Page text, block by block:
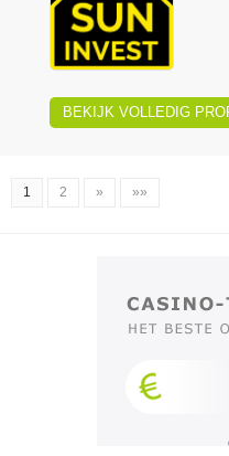
BEKIJK VOLLEDIG
1 2 » »»